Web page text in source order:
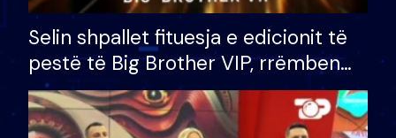
Selin shpallet fituesja e edicionit të
pestë të Big Brother VIP, rrëmben
çmimin e madh prej 100 mijë eurosh